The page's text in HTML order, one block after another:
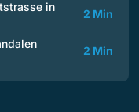
in
2 Min
2 Min